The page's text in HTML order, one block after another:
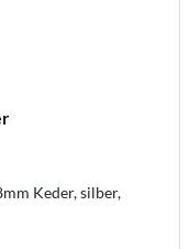
Keder, silber,